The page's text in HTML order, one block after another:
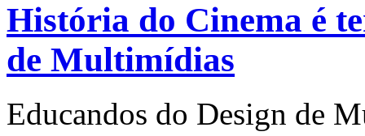
História do Cinema é
de Multimídias
Educandos do Design de